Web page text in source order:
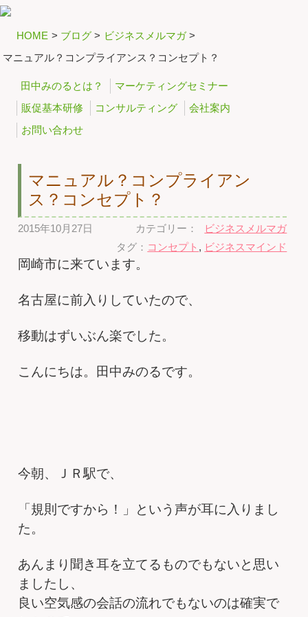
HOME > ブログ > ビジネスメルマガ >
マニュアル？コンプライアンス？コンセプト？
田中みのるとは？
マーケティングセミナー
販促基本研修
コンサルティング
会社案内
お問い合わせ
マニュアル？コンプライアン
ス？コンセプト？
2015年10月27日 カテゴリー：
ビジネスメルマガ
タグ： コンセプト , ビジネスマインド
岡崎市に来ています。
名古屋に前入りしていたので、
移動はずいぶん楽でした。
こんにちは。田中みのるです。
今朝、ＪＲ駅で、
「規則ですから！」という声が耳に入りまし
た。
あんまり聞き耳を立てるものでもないと思い
ましたし、
良い空気感の会話の流れでもないのは確実で